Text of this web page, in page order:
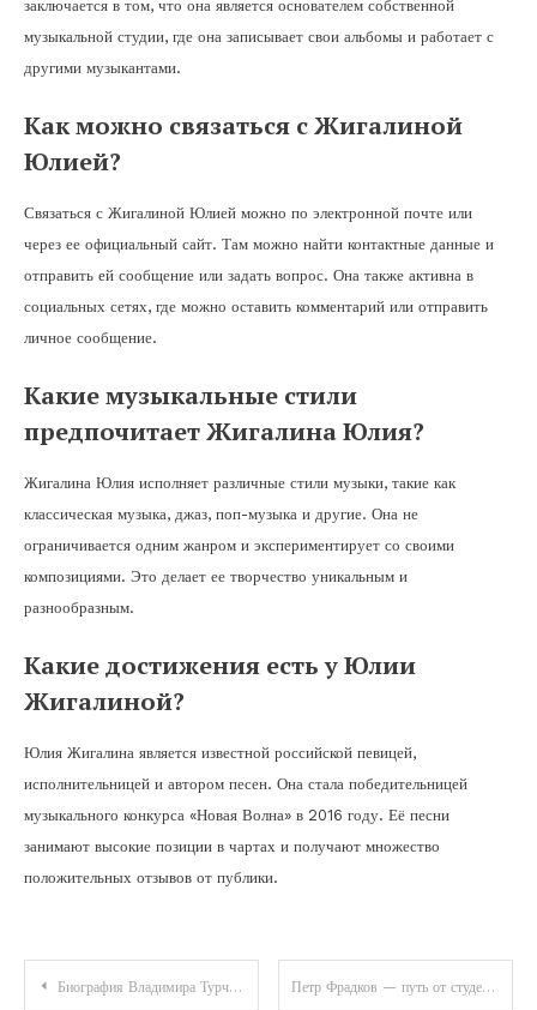
заключается в том, что она является основателем собственной
музыкальной студии, где она записывает свои альбомы и работает с
другими музыкантами.
Как можно связаться с Жигалиной
Юлией?
Связаться с Жигалиной Юлией можно по электронной почте или
через ее официальный сайт. Там можно найти контактные данные и
отправить ей сообщение или задать вопрос. Она также активна в
социальных сетях, где можно оставить комментарий или отправить
личное сообщение.
Какие музыкальные стили
предпочитает Жигалина Юлия?
Жигалина Юлия исполняет различные стили музыки, такие как
классическая музыка, джаз, поп-музыка и другие. Она не
ограничивается одним жанром и экспериментирует со своими
композициями. Это делает ее творчество уникальным и
разнообразным.
Какие достижения есть у Юлии
Жигалиной?
Юлия Жигалина является известной российской певицей,
исполнительницей и автором песен. Она стала победительницей
музыкального конкурса «Новая Волна» в 2016 году. Её песни
занимают высокие позиции в чартах и получают множество
положительных отзывов от публики.
Навигация
Биография Владимира Турчинского — уникальный путь от скромного детства до блестящей карьеры и многочисленных достижений Петр Фрадков — путь от студента до генерального директора Промсвязьбанка — биография и рост в банковской индустрии